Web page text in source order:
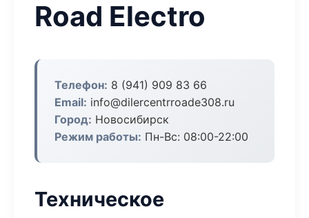
Road Electro
Телефон: 8 (941) 909 83 66
Email: info@dilercentrroade308.ru
Город: Новосибирск
Режим работы: Пн-Вс: 08:00-22:00
Техническое